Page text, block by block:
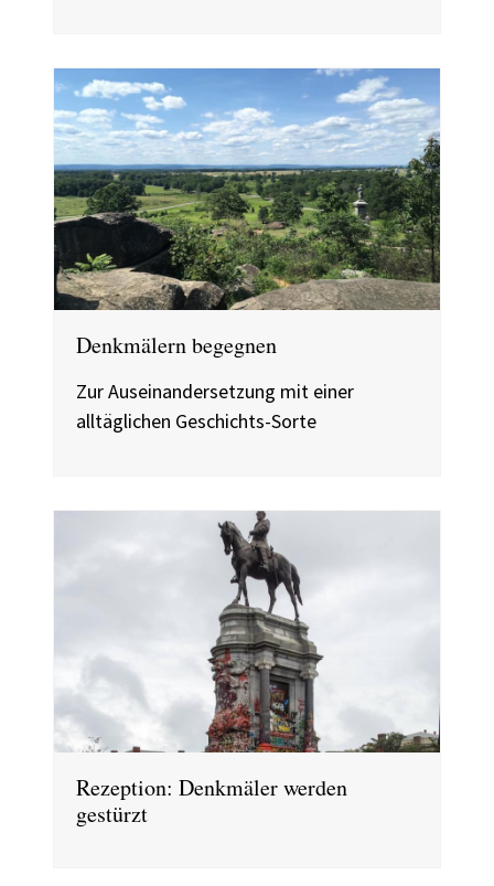
Denkmälern begegnen
Zur Auseinandersetzung mit einer
alltäglichen Geschichts-Sorte
Rezeption: Denkmäler werden
gestürzt